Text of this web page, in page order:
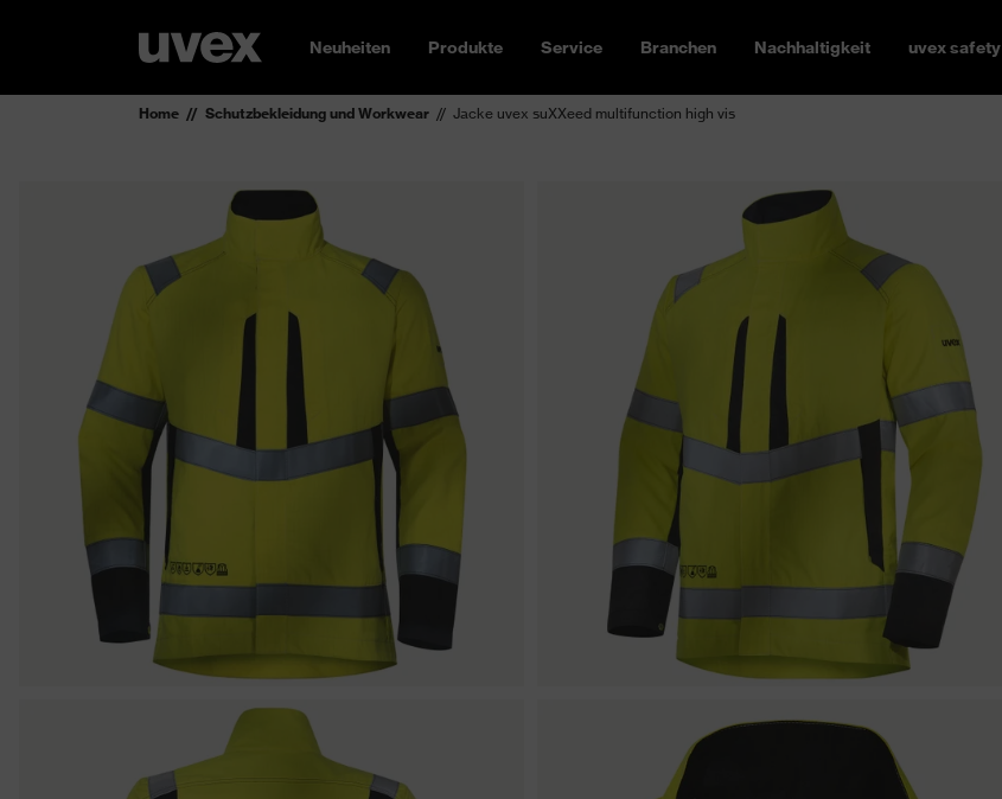
Neuheiten Produkte Service Branchen Nachhaltigkeit uvex safety
Home Schutzbekleidung und Workwear Jacke uvex suXXeed multifunction high vis